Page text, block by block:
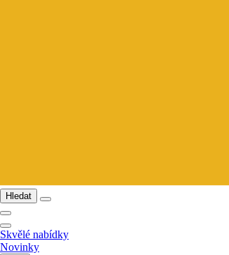
Hledat
Skvělé nabídky
Novinky